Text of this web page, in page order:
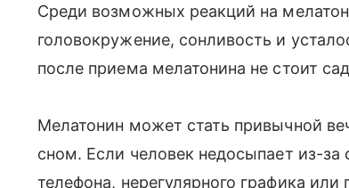
Среди возможных реакций на
головокружение, сонливость и
после приема мелатонина не стоит
Мелатонин может стать привычной
сном. Если человек недосыпает из-за
телефона, нерегулярного графика